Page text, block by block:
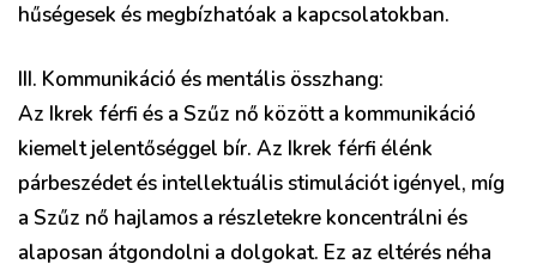
hűségesek és megbízhatóak a kapcsolatokban.
III. Kommunikáció és mentális összhang:
Az Ikrek férfi és a Szűz nő között a kommunikáció
kiemelt jelentőséggel bír. Az Ikrek férfi élénk
párbeszédet és intellektuális stimulációt igényel, míg
a Szűz nő hajlamos a részletekre koncentrálni és
alaposan átgondolni a dolgokat. Ez az eltérés néha